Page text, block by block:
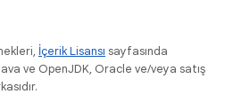
İçerik Lisansı sayfasında
ve OpenJDK, Oracle ve/veya satış